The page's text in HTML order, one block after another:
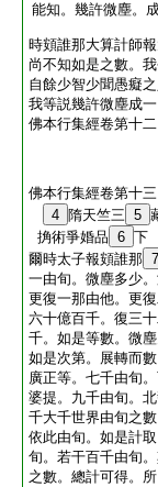
能知。幾許微塵。
時頞誰那大算計師
尚不知如是之數。
自餘少智少聞愚癡
我等説幾許微塵成
佛本行集經卷第十二
佛本行集經卷第十三
4 隋天竺三 5
捔術爭婚品 6 下
爾時太子報頞誰那 7
一由旬。微塵多少
更復一那由他。更
六十億百千。復三
千。如是等數。微
如是次第。展轉而
廣正等。七千由旬
婆提。九千由旬。
千大千世界由旬之
依此由旬。如是計
旬。若干百千由旬
之數。總計可得。